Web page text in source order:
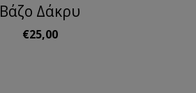
Βάζο Δάκρυ
€25,00